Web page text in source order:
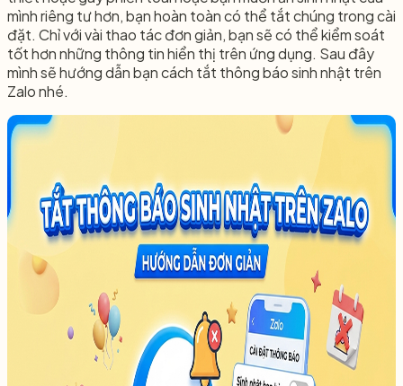
mình riêng tư hơn, bạn hoàn toàn có thể tắt chúng trong cài
đặt. Chỉ với vài thao tác đơn giản, bạn sẽ có thể kiểm soát
tốt hơn những thông tin hiển thị trên ứng dụng. Sau đây
mình sẽ hướng dẫn bạn cách tắt thông báo sinh nhật trên
Zalo nhé.